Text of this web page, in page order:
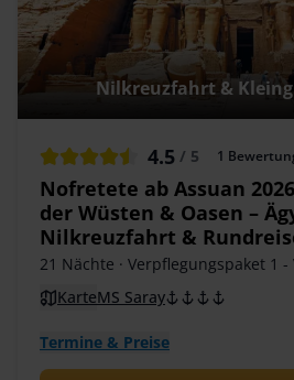
Nilkreuzfahrt &
4.5 / 5 1
Nofretete ab Assuan
der Wüsten & Oasen –
Nilkreuzfahrt &
21 Nächte · Verpflegungspaket 1
KarteMS Saray
Termine & Preise